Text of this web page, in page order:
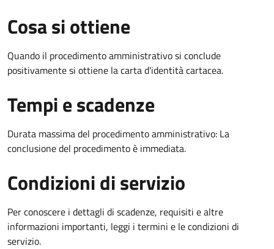
Cosa si ottiene
Quando il procedimento amministrativo si conclude
positivamente si ottiene la carta d'identità cartacea.
Tempi e scadenze
Durata massima del procedimento amministrativo: La
conclusione del procedimento è immediata.
Condizioni di servizio
Per conoscere i dettagli di scadenze, requisiti e altre
informazioni importanti, leggi i termini e le condizioni di
servizio.